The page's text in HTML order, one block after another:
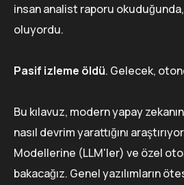
insan analist raporu
oluyordu.
Pasif izleme öldü. Gelecek,
Bu kılavuz, modern yapay
nasıl devrim yarattığını
Modellerine (LLM'ler) ve özel
bakacağız. Genel yazılımların